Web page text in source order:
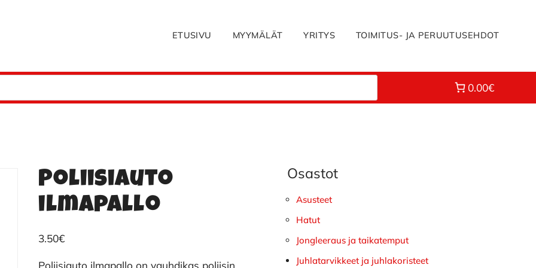
ETUSIVU MYYMÄLÄT YRITYS TOIMITUS- JA PERUUTUSEHDOT
0.00€
Poliisiauto
ilmapallo
3.50€
Poliisiauto ilmapallo on vauhdikas poliisin
Ensisijainen
sivupalkki
Osastot
Asusteet
Hatut
Jongleeraus ja taikatemput
Juhlatarvikkeet ja juhlakoristeet